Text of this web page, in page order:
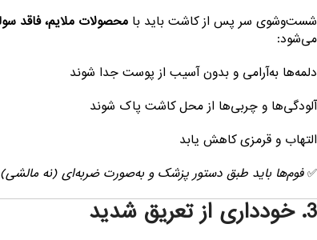
شست‌وشوی سر پس از کاشت باید با محصولات ملایم، فاقد
می‌شود:
دلمه‌ها به‌آرامی و بدون آسیب از پوست جدا شوند
آلودگی‌ها و چربی‌ها از محل کاشت پاک شوند
التهاب و قرمزی کاهش یابد
✅فوم‌ها باید طبق دستور پزشک و به‌صورت ضربه‌ای (نه
3. خودداری از تعریق شدید